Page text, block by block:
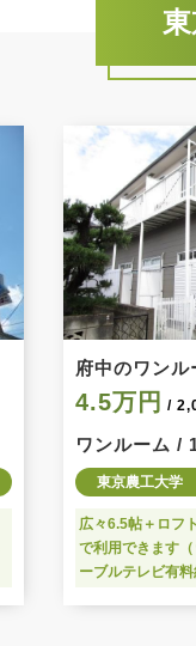
府中のワンル
4.5万円 /
ワンルーム /
東京農工大学
広々6.5帖＋ロフ
で利用できます
ーブルテレビ有